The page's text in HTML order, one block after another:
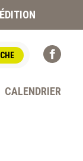
CALENDRIER